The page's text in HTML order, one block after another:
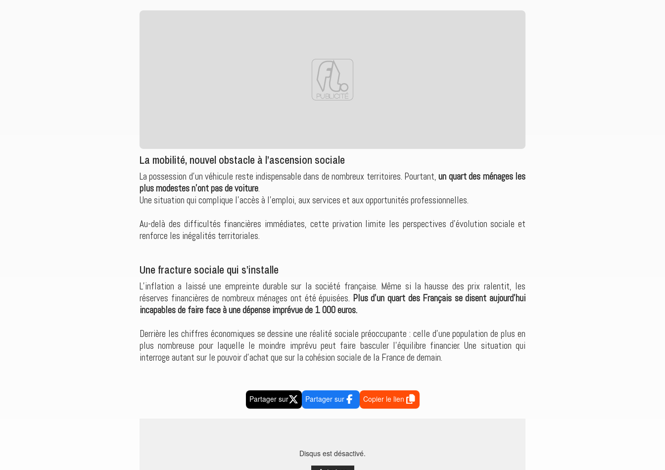
La mobilité, nouvel obstacle à l’ascension sociale
La possession d’un véhicule reste indispensable dans de nombreux territoires. Pourtant,un quart des ménages les
plus modestes n’ont pas de voiture.
Une situation qui complique l’accès à l’emploi, aux services et aux opportunités professionnelles.
Au-delà des difficultés financières immédiates, cette privation limite les perspectives d’évolution sociale et
renforce les inégalités territoriales.
Une fracture sociale qui s’installe
L’inflation a laissé une empreinte durable sur la société française. Même si la hausse des prix ralentit, les
réserves financières de nombreux ménages ont été épuisées. Plus d’un quart des Français se disent aujourd’hui
incapables de faire face à une dépense imprévue de 1 000 euros.
Derrière les chiffres économiques se dessine une réalité sociale préoccupante : celle d’une population de plus en
plus nombreuse pour laquelle le moindre imprévu peut faire basculer l’équilibre financier. Une situation qui
interroge autant sur le pouvoir d’achat que sur la cohésion sociale de la France de demain.
Partager sur Partager sur Copier le lien
Disqus est désactivé.